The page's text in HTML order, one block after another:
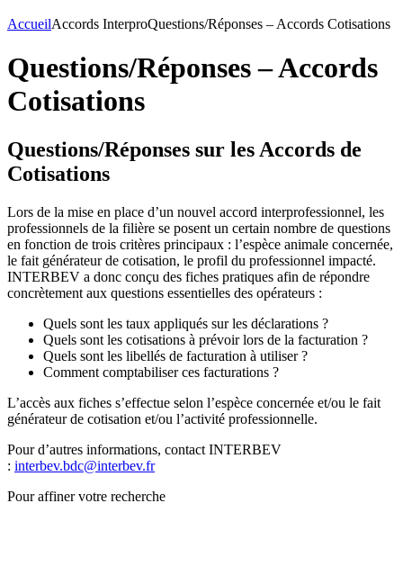
AccueilAccords InterproQuestions/Réponses – Accords Cotisations
Questions/Réponses – Accords
Cotisations
Questions/Réponses sur les Accords de
Cotisations
Lors de la mise en place d’un nouvel accord interprofessionnel, les
professionnels de la filière se posent un certain nombre de questions
en fonction de trois critères principaux : l’espèce animale concernée,
le fait générateur de cotisation, le profil du professionnel impacté.
INTERBEV a donc conçu des fiches pratiques afin de répondre
concrètement aux questions essentielles des opérateurs :
Quels sont les taux appliqués sur les déclarations ?
Quels sont les cotisations à prévoir lors de la facturation ?
Quels sont les libellés de facturation à utiliser ?
Comment comptabiliser ces facturations ?
L’accès aux fiches s’effectue selon l’espèce concernée et/ou le fait
générateur de cotisation et/ou l’activité professionnelle.
Pour d’autres informations, contact INTERBEV
: interbev.bdc@interbev.fr
Pour affiner votre recherche